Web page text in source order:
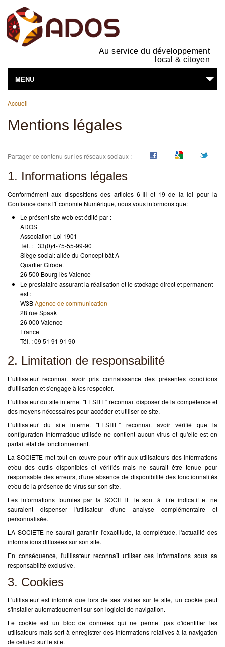
Au service du développement
local & citoyen
MENU
L'ASSOCIATION
NOS ACTIVITÉS
SUPPORTS EN LIGNE
VOUS ÊTES...
Vous êtes ici
Accueil
Mentions légales
Partager ce contenu sur les réseaux sociaux :
1. Informations légales
Conformément aux dispositions des articles 6-III et 19 de la loi pour la
Confiance dans l'Économie Numérique, nous vous informons que:
Le présent site web est édité par :
ADOS
Association Loi 1901
Tél. : +33(0)4-75-55-99-90
Siège social: allée du Concept bât A
Quartier Girodet
26 500 Bourg-lès-Valence
Le prestataire assurant la réalisation et le stockage direct et permanent
est :
W3BAgence de communication
28 rue Spaak
26 000 Valence
France
Tél. : 09 51 91 91 90
2. Limitation de responsabilité
L'utilisateur reconnaît avoir pris connaissance des présentes conditions
d'utilisation et s'engage à les respecter.
L'utilisateur du site internet "LESITE" reconnaît disposer de la compétence et
des moyens nécessaires pour accéder et utiliser ce site.
L'utilisateur du site internet "LESITE" reconnaît avoir vérifié que la
configuration informatique utilisée ne contient aucun virus et qu'elle est en
parfait état de fonctionnement.
La SOCIETE met tout en œuvre pour offrir aux utilisateurs des informations
et/ou des outils disponibles et vérifiés mais ne saurait être tenue pour
responsable des erreurs, d'une absence de disponibilité des fonctionnalités
et/ou de la présence de virus sur son site.
Les informations fournies par la SOCIETE le sont à titre indicatif et ne
sauraient dispenser l'utilisateur d'une analyse complémentaire et
personnalisée.
LA SOCIETE ne saurait garantir l'exactitude, la complétude, l'actualité des
informations diffusées sur son site.
En conséquence, l'utilisateur reconnaît utiliser ces informations sous sa
responsabilité exclusive.
3. Cookies
L'utilisateur est informé que lors de ses visites sur le site, un cookie peut
s'installer automatiquement sur son logiciel de navigation.
Le cookie est un bloc de données qui ne permet pas d'identifier les
utilisateurs mais sert à enregistrer des informations relatives à la navigation
de celui-ci sur le site.